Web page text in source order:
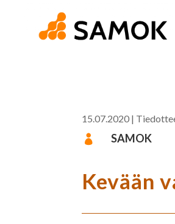
15.07.2020 |
 SAMOK
Kevään